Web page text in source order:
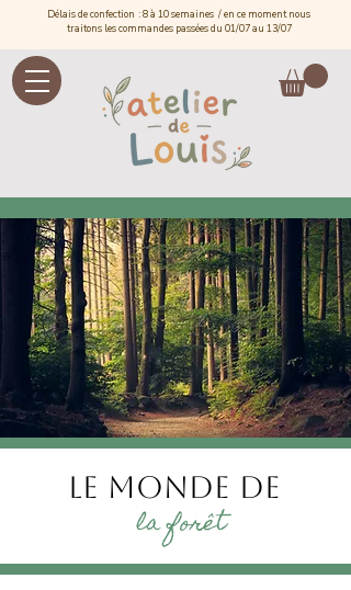
Délais de confection : 8 à 10 semaines / en ce moment nous
traitons les commandes passées du 01/07 au 13/07
Le monde de
la forêt